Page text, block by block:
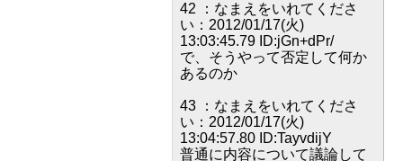
42 ：なまえをいれてくださ
い：2012/01/17(火)
13:03:45.79 ID:jGn+dPr/
で、そうやって否定して何か
あるのか
43 ：なまえをいれてくださ
い：2012/01/17(火)
13:04:57.80 ID:TayvdijY
普通に内容について議論して